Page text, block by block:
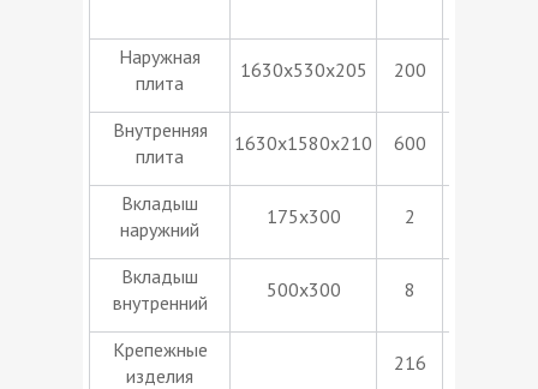
Наружная
плита
1630х530х205 200
Внутренняя
плита
1630х1580х210 600
Вкладыш
наружний
175х300 2
Вкладыш
внутренний
500х300 8
Крепежные
изделия
216